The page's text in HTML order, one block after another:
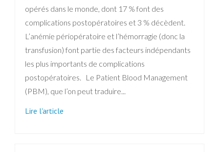
opérés dans le monde, dont 17 % font des
complications postopératoires et 3 % décèdent.
L’anémie périopératoire et l’hémorragie (donc la
transfusion) font partie des facteurs indépendants
les plus importants de complications
postopératoires. Le Patient Blood Management
(PBM), que l’on peut traduire...
Lire l'article